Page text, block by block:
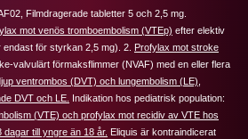
Filmdragerade tabletter 5 och 2,5 mg.
mot venös tromboembolism (VTEp) efter elektiv
endast för styrkan 2,5 mg). 2.
Profylax mot stroke
valvulärt förmaksflimmer (NVAF) med en eller flera
ventrombos (DVT) och lungembolism (LE)
DVT och LE.
Indikation hos pediatrisk population:
(VTE) och profylax mot recidiv av VTE hos
till yngre än 18 år. Eliquis är kontraindicerat